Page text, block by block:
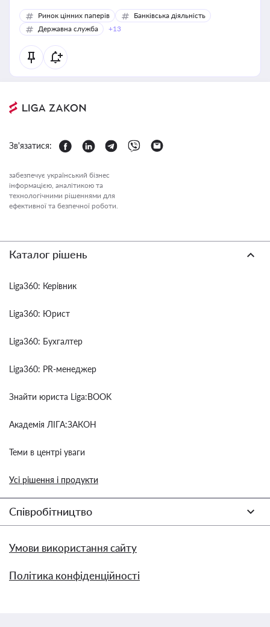
Ринок цінних паперів
Банківська діяльність
Державна служба
+13
Зв'язатися:
забезпечує український бізнес
інформацією, аналітикою та
технологічними рішеннями для
ефективної та безпечної роботи.
Каталог рішень
Liga360: Керівник
Liga360: Юрист
Liga360: Бухгалтер
Liga360: PR-менеджер
Знайти юриста Liga:BOOK
Академія ЛІГА:ЗАКОН
Теми в центрі уваги
Усі рішення і продукти
Співробітництво
Умови використання сайту
Політика конфіденційності